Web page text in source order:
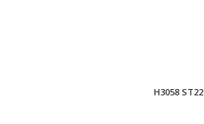
H3058 ST22